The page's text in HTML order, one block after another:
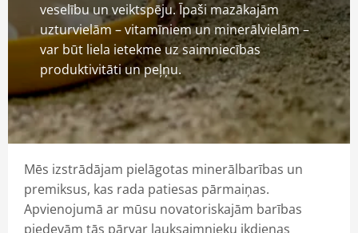
veselību un veiktspēju. Īpaši mazākajām
uzturvielām – vitamīniem un minerālvielām –
var būt liela ietekme uz saimniecības
produktivitāti un peļņu.
Mēs izstrādājam pielāgotas minerālbarības un
premiksus, kas rada patiesas pārmaiņas.
Apvienojumā ar mūsu novatoriskajām barības
piedevām tās pārvar lauksaimnieku ikdienas